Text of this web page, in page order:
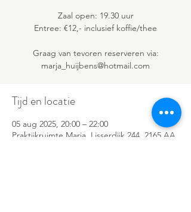
Zaal open: 19.30 uur
Entree: €12,- inclusief koffie/thee
Graag van tevoren reserveren via:
marja_huijbens@hotmail.com
Tijd en locatie
05 aug 2025, 20:00 – 22:00
Praktijkruimte Marja, Lisserdijk 244, 2165 AA